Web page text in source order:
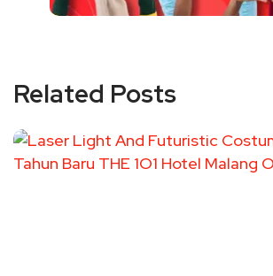
Related Posts